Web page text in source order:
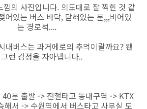
의 사진입니다. 의도대로 잘 찍힌 것 같
어있는 버스 바닥, 닫혀있는 문,,,비어있
는 경로석....
내버스는 과거에로의 추억이랄까요? 왠
런 감정을 자아냅니다..
분 출발 -> 전철타고 동대구역 -> KTX
해서 -> 수원역에서 버스타고 사무실 도